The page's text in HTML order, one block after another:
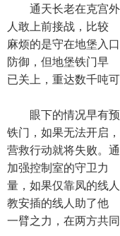
通天长老在克宫外
人敢上前接战，比较
麻烦的是守在地堡入
防御，但地堡铁门早
已关上，重达数千吨
眼下的情况早有预
铁门，如果无法开启，
营救行动就将失败。
加强控制室的守卫力
量，如果仅靠凤的线
教安插的线人助了他
一臂之力，在两方共